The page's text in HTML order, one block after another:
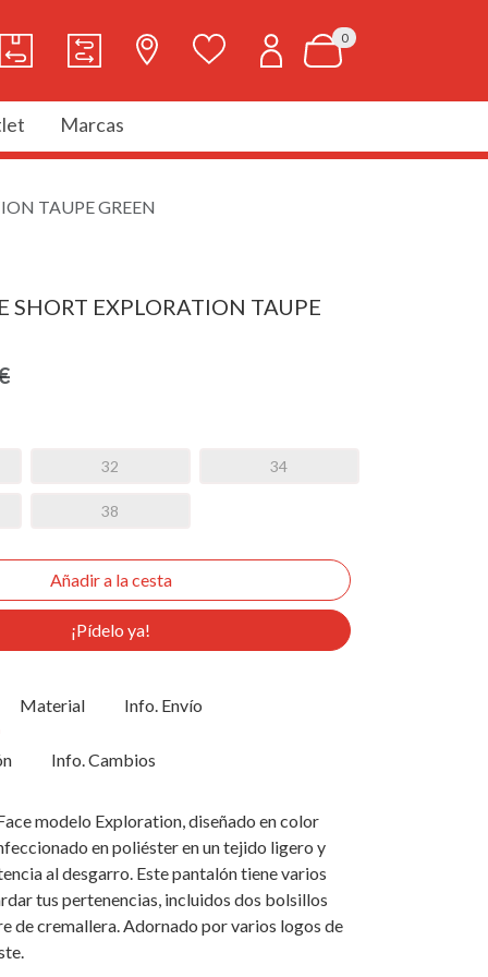
0
Marcas
TAUPE GREEN
SHORT EXPLORATION TAUPE
32 34
38
¡Pídelo ya!
Material Info. Envío
Info. Cambios
modelo Exploration, diseñado en color
en poliéster en un tejido ligero y
al desgarro. Este pantalón tiene varios
tus pertenencias, incluidos dos bolsillos
de cremallera. Adornado por varios logos de